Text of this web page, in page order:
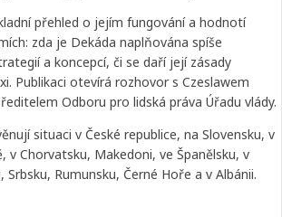
přehled o jejím fungování a hodnotí
zda je Dekáda naplňována spíše
a koncepcí, či se daří její zásady
Publikaci otevírá rozhovor s Czeslawem
Odboru pro lidská práva Úřadu vlády.
situaci v České republice, na Slovensku, v
v Chorvatsku, Makedoni, ve Španělsku, v
Srbsku, Rumunsku, Černé Hoře a v Albánii.